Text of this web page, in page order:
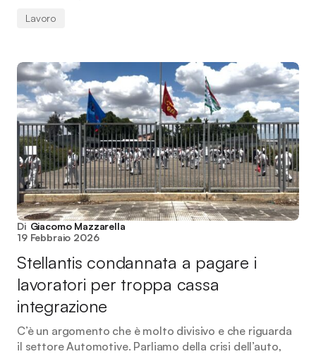
Lavoro
Di Giacomo Mazzarella
19 Febbraio 2026
Stellantis condannata a pagare i
lavoratori per troppa cassa
integrazione
C’è un argomento che è molto divisivo e che riguarda
il settore Automotive. Parliamo della crisi dell’auto,